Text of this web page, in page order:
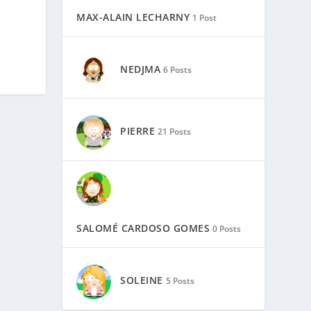
MAX-ALAIN LECHARNY 1 Post
NEDJMA 6 Posts
PIERRE 21 Posts
SALOMÉ CARDOSO GOMES 0 Posts
SOLEINE 5 Posts